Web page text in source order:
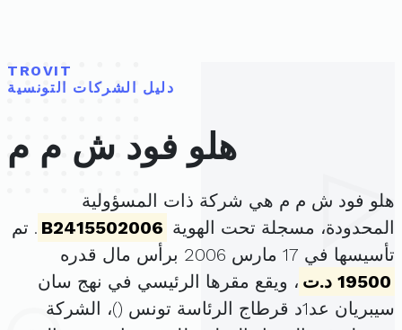
TROVIT
دليل الشركات التونسية
هلو فود ش م م
هلو فود ش م م هي شركة ذات المسؤولية
المحدودة، مسجلة تحت الهوية B2415502006 . تم
تأسيسها في 17 مارس 2006 برأس مال قدره
19500 د.ت
، ويقع مقرها الرئيسي في نهج سان
سيبريان عد1د قرطاج الرئاسة تونس (
)، الشركة